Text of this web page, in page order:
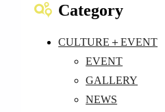
Category
CULTURE＋EVENT
EVENT
GALLERY
NEWS